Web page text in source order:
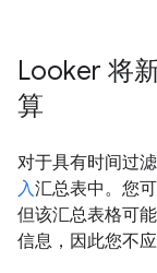
Looker 将
算
对于具有时间过
入汇总表中。您
但该汇总表格可
信息，因此您不